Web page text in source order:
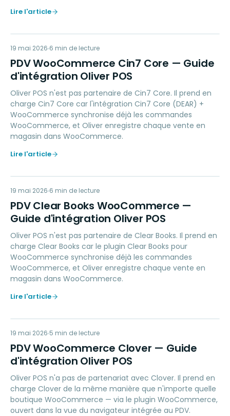
Lire l'article
PW
ACCOUNTING
19 mai 2026 6 min de lecture
PDV WooCommerce Cin7 Core — Guide
d'intégration Oliver POS
Oliver POS n'est pas partenaire de Cin7 Core. Il prend en
charge Cin7 Core car l'intégration Cin7 Core (DEAR) +
WooCommerce synchronise déjà les commandes
WooCommerce, et Oliver enregistre chaque vente en
magasin dans WooCommerce.
Lire l'article
PC
ACCOUNTING
19 mai 2026 6 min de lecture
PDV Clear Books WooCommerce —
Guide d'intégration Oliver POS
Oliver POS n'est pas partenaire de Clear Books. Il prend en
charge Clear Books car le plugin Clear Books pour
WooCommerce synchronise déjà les commandes
WooCommerce, et Oliver enregistre chaque vente en
magasin dans WooCommerce.
Lire l'article
PW
PAYMENTS
19 mai 2026 5 min de lecture
PDV WooCommerce Clover — Guide
d'intégration Oliver POS
Oliver POS n'a pas de partenariat avec Clover. Il prend en
charge Clover de la même manière que n'importe quelle
boutique WooCommerce — via le plugin WooCommerce,
ouvert dans la vue du navigateur intégrée au PDV.